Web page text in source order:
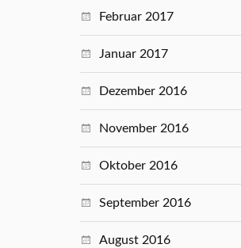
Februar 2017
Januar 2017
Dezember 2016
November 2016
Oktober 2016
September 2016
August 2016